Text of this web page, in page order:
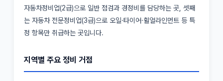
자동차정비업(2급)으로 일반 점검과 경정비를 담당하는 곳, 셋째
는 자동차 전문정비업(3급)으로 오일·타이어·휠얼라인먼트 등 특
정 항목만 취급하는 곳입니다.
지역별 주요 정비 거점